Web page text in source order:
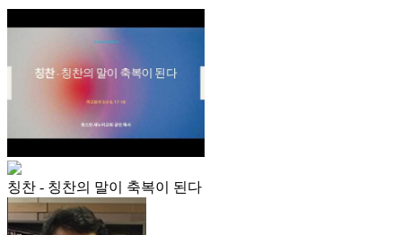
칭찬 - 칭찬의 말이 축복이 된다